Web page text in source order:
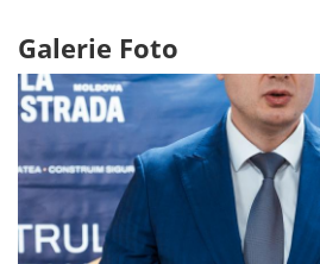
Galerie Foto